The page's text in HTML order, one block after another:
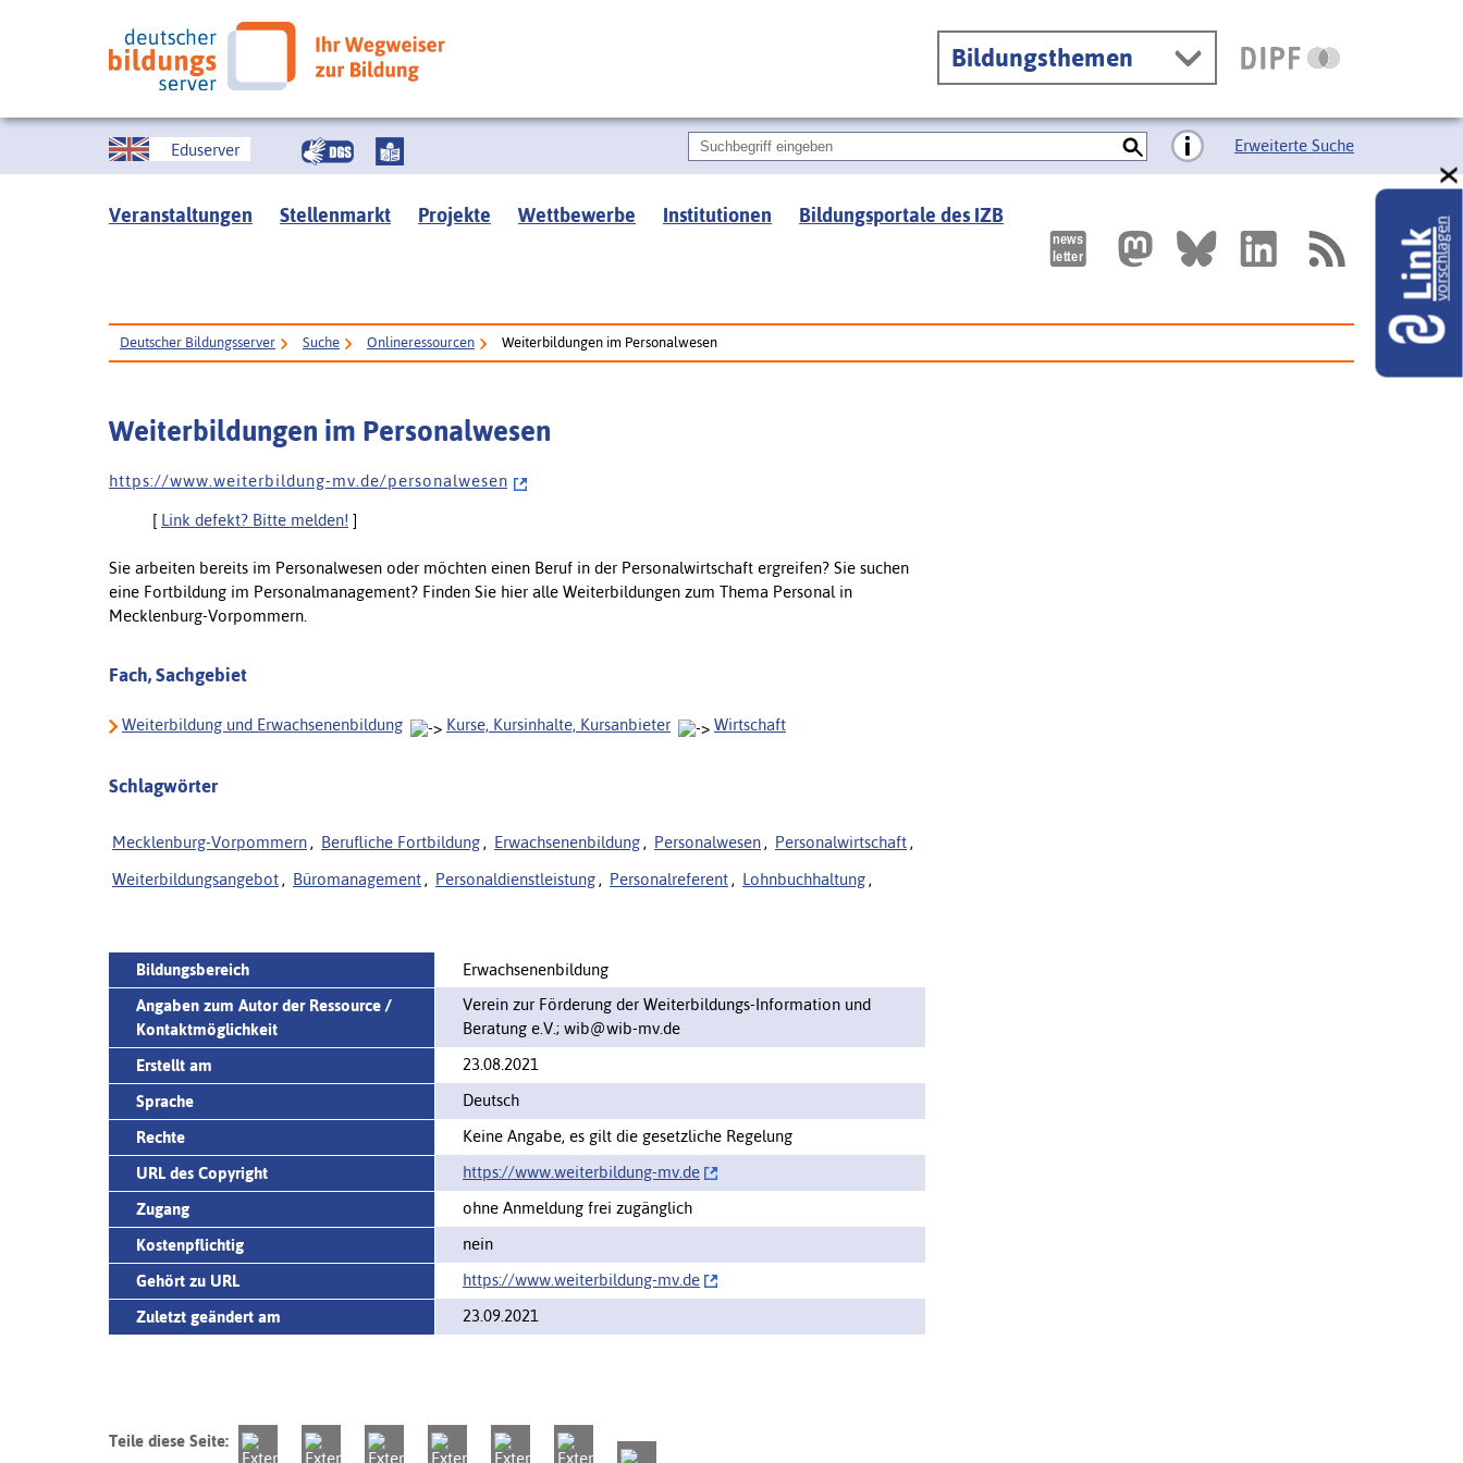
Bildungsthemen
Eduserver Erweiterte Suche
Veranstaltungen Stellenmarkt Projekte Wettbewerbe Institutionen Bildungsportale des IZB
Deutscher Bildungsserver Suche Onlineressourcen Weiterbildungen im Personalwesen
Weiterbildungen im Personalwesen
h t t p s : / / w w w . w e i t e r b i l d u n g - m v . d e / p e r s o n a l w e s e n
[ Link defekt? Bitte melden! ]
Sie arbeiten bereits im Personalwesen oder möchten einen Beruf in der Personalwirtschaft ergreifen? Sie suchen
eine Fortbildung im Personalmanagement? Finden Sie hier alle Weiterbildungen zum Thema Personal in
Mecklenburg-Vorpommern.
Fach, Sachgebiet
Weiterbildung und Erwachsenenbildung Kurse, Kursinhalte, Kursanbieter Wirtschaft
Schlagwörter
Mecklenburg-Vorpommern , Berufliche Fortbildung , Erwachsenenbildung , Personalwesen , Personalwirtschaft ,
Weiterbildungsangebot , Büromanagement , Personaldienstleistung , Personalreferent , Lohnbuchhaltung ,
Bildungsbereich
Erwachsenenbildung
Angaben zum Autor der Ressource /
Kontaktmöglichkeit
Verein zur Förderung der Weiterbildungs-Information und
Beratung e.V.; wib@wib-mv.de
Erstellt am
23.08.2021
Sprache
Deutsch
Rechte
Keine Angabe, es gilt die gesetzliche Regelung
URL des Copyright
https://‌www.weiterbildung-mv.de
Zugang
ohne Anmeldung frei zugänglich
Kostenpflichtig
nein
Gehört zu URL
https://‌www.weiterbildung-mv.de
Zuletzt geändert am
23.09.2021
Teile diese Seite:
Linkvorschlagen